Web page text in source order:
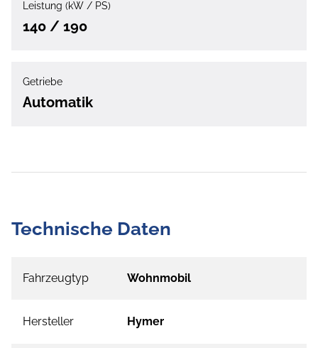
Leistung (kW / PS)
140 / 190
Getriebe
Automatik
Technische Daten
Fahrzeugtyp Wohnmobil
Hersteller Hymer